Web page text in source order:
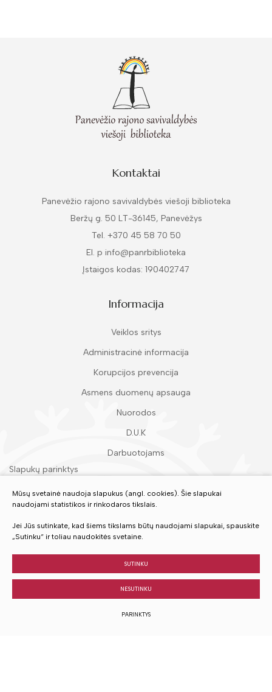
Kontaktai
Panevėžio rajono savivaldybės viešoji biblioteka
Beržų g. 50 LT-36145, Panevėžys
Tel. +370 45 58 70 50
El. p info@panrbiblioteka
Įstaigos kodas: 190402747
Informacija
Veiklos sritys
Administracinė informacija
Korupcijos prevencija
Asmens duomenų apsauga
Nuorodos
D.U.K
Darbuotojams
Slapukų parinktys
Įvertinkite mūsų paslaugas
Mūsų svetainė naudoja slapukus (angl. cookies). Šie slapukai
naudojami statistikos ir rinkodaros tikslais.
Jei Jūs sutinkate, kad šiems tikslams būtų naudojami slapukai, spauskite
„Sutinku“ ir toliau naudokitės svetaine.
SUTINKU
NESUTINKU
PARINKTYS